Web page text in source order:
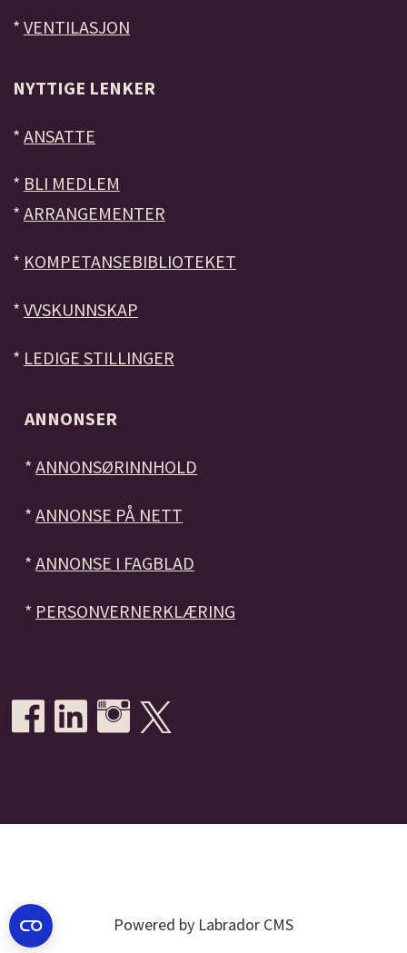
* VENTILASJON
NYTTIGE LENKER
* ANSATTE
* BLI MEDLEM
* ARRANGEMENTER
* KOMPETANSEBIBLIOTEKET
* VVSKUNNSKAP
* LEDIGE STILLINGER
ANNONSER
*ANNONSØRINNHOLD
*ANNONSE PÅ NETT
*ANNONSE I FAGBLAD
* PERSONVERNERKLÆRING
Powered by Labrador CMS